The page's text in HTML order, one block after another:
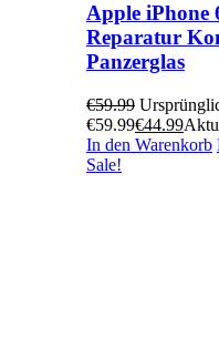
Apple iPhone
Reparatur
Panzerglas
€59.99
€59.99€44.99
In den Warenkorb
Sale!